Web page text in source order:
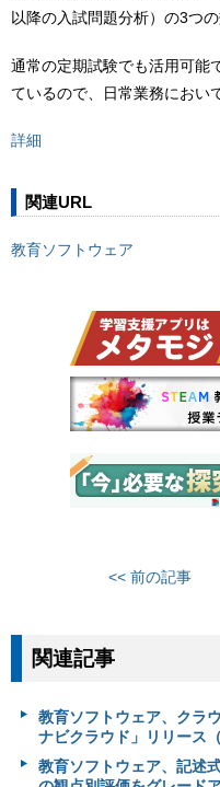
以降の入試問題分析）の3つ
通常の定期試験でも活用可能
ているので、日常業務におい
詳細
関連URL
教育ソフトウェア
<< 前の記事
関連記事
教育ソフトウェア、クラ
ナビクラウド」リリース
教育ソフトウェア、記述